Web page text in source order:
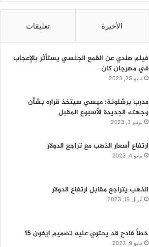
الأخيرة تعليقات
فيلم هندي عن القمع الجنسي يستأثر بالإعجاب
في مهرجان كان
مايو 25, 2023
مدرب برشلونة: ميسي سيتخذ قراره بشأن
وجهته الجديدة الأسبوع المقبل
يونيو 3, 2023
ارتفاع أسعار الذهب مع تراجع الدولار
مايو 4, 2023
الذهب يتراجع مقابل ارتفاع الدولار
أبريل 19, 2023
خطأ فادح قد يحتوي عليه تصميم آيفون 15
مايو 9, 2023